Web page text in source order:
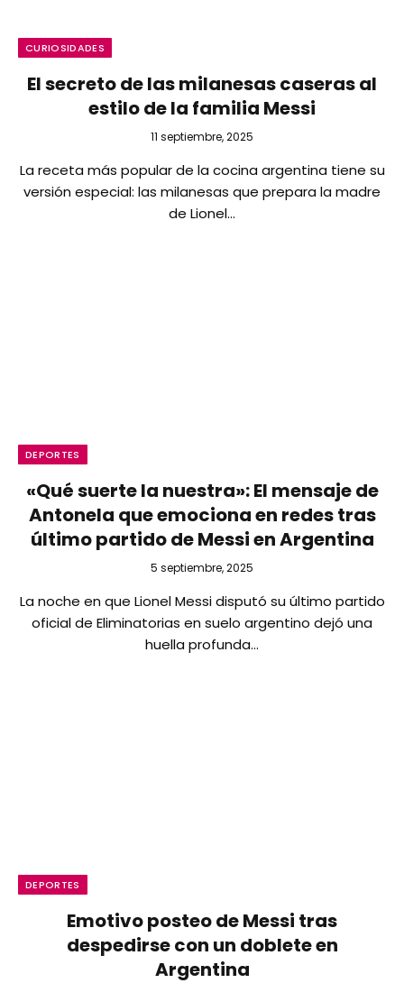
CURIOSIDADES
El secreto de las milanesas caseras al
estilo de la familia Messi
11 septiembre, 2025
La receta más popular de la cocina argentina tiene su
versión especial: las milanesas que prepara la madre
de Lionel…
DEPORTES
«Qué suerte la nuestra»: El mensaje de
Antonela que emociona en redes tras
último partido de Messi en Argentina
5 septiembre, 2025
La noche en que Lionel Messi disputó su último partido
oficial de Eliminatorias en suelo argentino dejó una
huella profunda…
DEPORTES
Emotivo posteo de Messi tras
despedirse con un doblete en
Argentina